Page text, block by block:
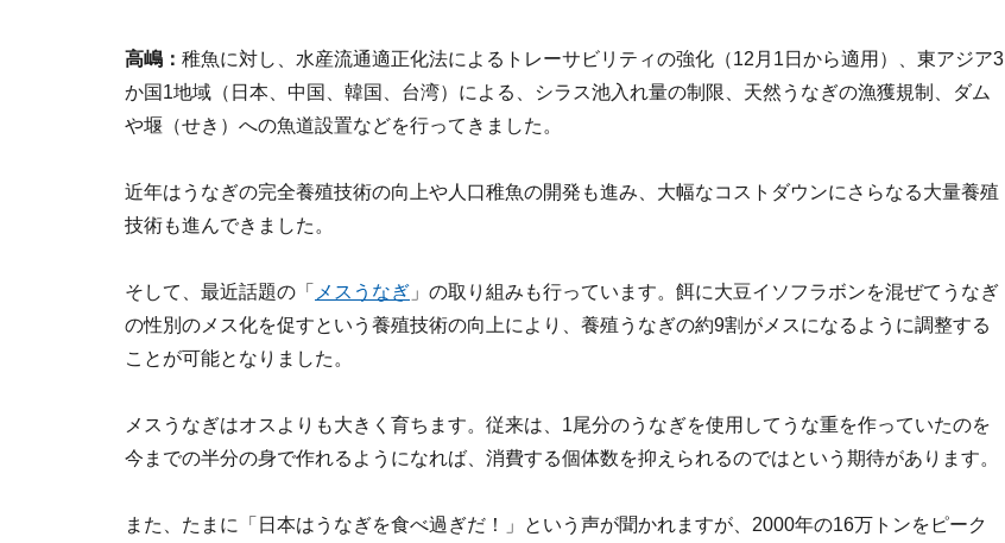
高嶋： 稚魚に対し、水産流通適正化法によるトレーサビリティの強化（12月1日から適用）、東アジア3
か国1地域（日本、中国、韓国、台湾）による、シラス池入れ量の制限、天然うなぎの漁獲規制、ダム
や堰（せき）への魚道設置などを行ってきました。
近年はうなぎの完全養殖技術の向上や人口稚魚の開発も進み、大幅なコストダウンにさらなる大量養殖
技術も進んできました。
そして、最近話題の「 メスうなぎ 」の取り組みも行っています。餌に大豆イソフラボンを混ぜてうなぎ
の性別のメス化を促すという養殖技術の向上により、養殖うなぎの約9割がメスになるように調整する
ことが可能となりました。
メスうなぎはオスよりも大きく育ちます。従来は、1尾分のうなぎを使用してうな重を作っていたのを
今までの半分の身で作れるようになれば、消費する個体数を抑えられるのではという期待があります。
また、たまに「日本はうなぎを食べ過ぎだ！」という声が聞かれますが、2000年の16万トンをピーク